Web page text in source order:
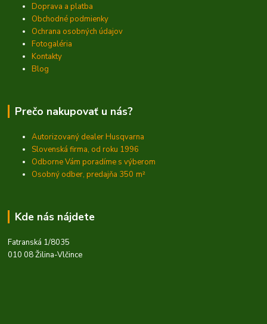
Doprava a platba
Obchodné podmienky
Ochrana osobných údajov
Fotogaléria
Kontakty
Blog
Prečo nakupovať u nás?
Autorizovaný dealer Husqvarna
Slovenská firma, od roku 1996
Odborne Vám poradíme s výberom
Osobný odber, predajňa 350 m²
Kde nás nájdete
Fatranská 1/8035
010 08 Žilina-Vlčince